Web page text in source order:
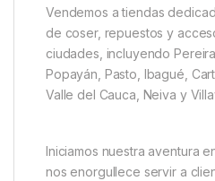
Vendemos a tiendas
de coser, repuestos y
ciudades, incluyendo
Popayán, Pasto, Ibagué,
Valle del Cauca, Neiva y
Iniciamos nuestra aventura
nos enorgullece servir a